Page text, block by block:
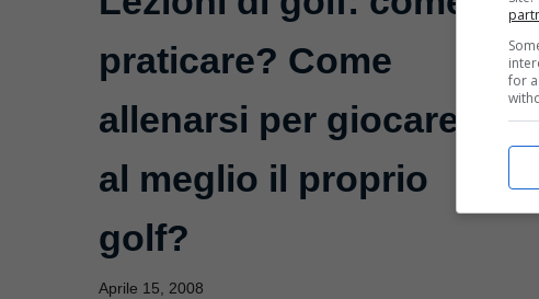
praticare? Come
allenarsi per giocare
al meglio il proprio
golf?
Aprile 15, 2008
for